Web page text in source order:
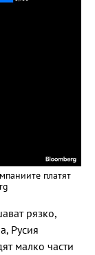
платят
рязко,
Русия
малко части